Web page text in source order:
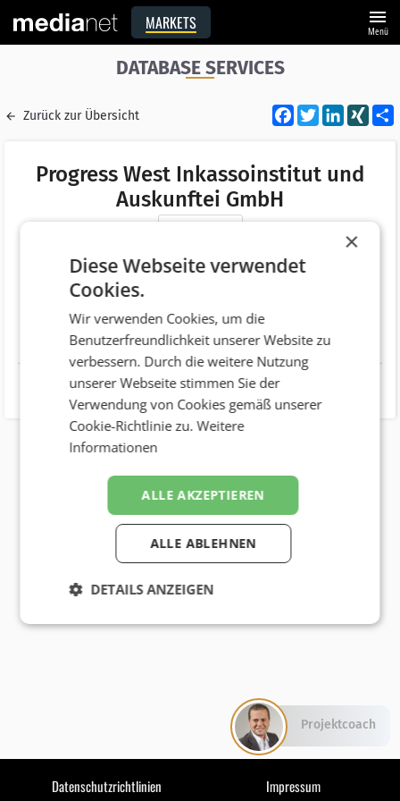
MARKETS menu
Menü
DATABASE SERVICES
Zurück zur Übersicht Facebook
Twitter XING
Progress West Inkassoinstitut und
Auskunftei GmbH
Adresse
Ernst Grein Straße 5/EG
Telefonnummer
+43 (662) 458181
Website http://www.progress-west.com
Datenschutzrichtlinien Impressum
×
Diese Webseite verwendet
Cookies.
Wir verwenden Cookies, um die
Benutzerfreundlichkeit unserer Website zu
verbessern. Durch die weitere Nutzung
unserer Webseite stimmen Sie der
Verwendung von Cookies gemäß unserer
Cookie-Richtlinie zu.Weitere
Informationen
ALLE AKZEPTIEREN
ALLE ABLEHNEN
DETAILS ANZEIGEN
Projektcoach